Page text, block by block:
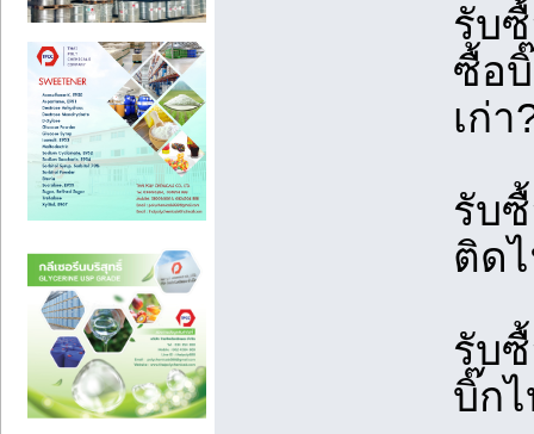
รับ
ซื้อ
เก่า
รับ
ติด
รับ
บิ๊ก